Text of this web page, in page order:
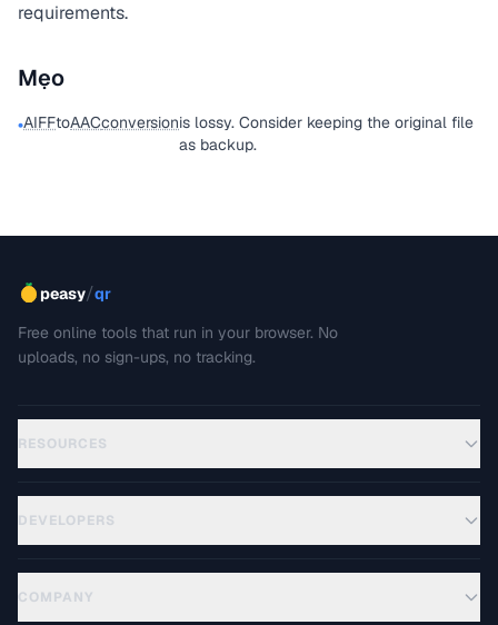
requirements.
Mẹo
•AIFFtoAACconversionis lossy. Consider keeping the original file
as backup.
peasy/qr
Free online tools that run in your browser. No
uploads, no sign-ups, no tracking.
RESOURCES
DEVELOPERS
COMPANY